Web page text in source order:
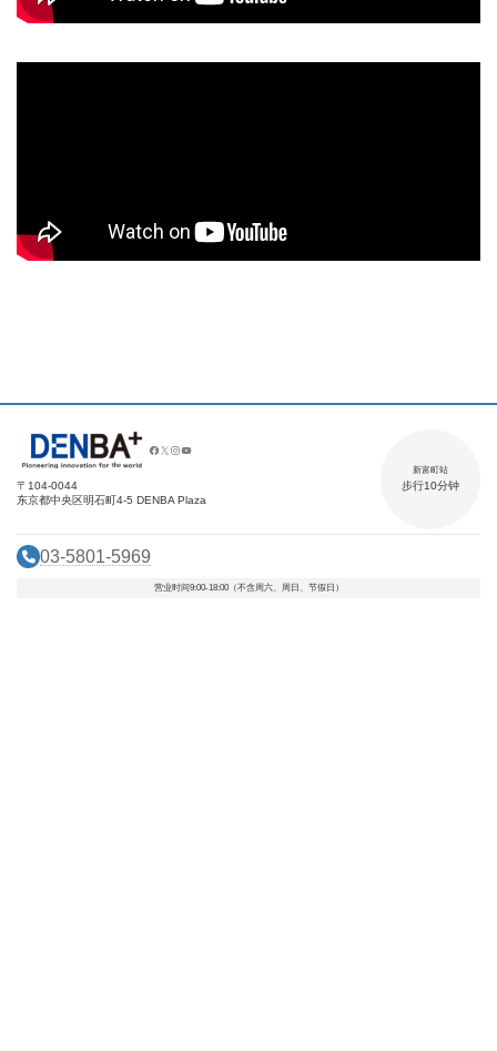
〒104-0044
东京都中央区明石町4-5 DENBA Plaza
新富町站
步行10分钟
03-5801-5969
营业时间9:00-18:00（不含周六、周日、节假日）